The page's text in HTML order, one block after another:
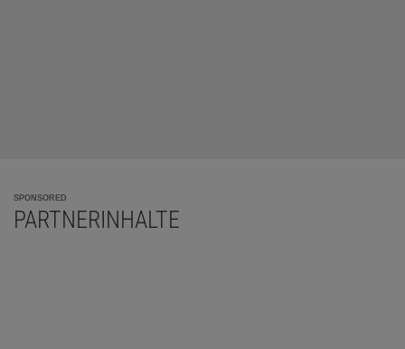
SPONSORED
PARTNERINHALTE